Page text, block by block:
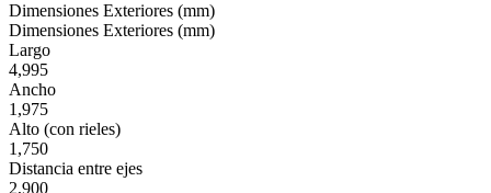
Dimensiones Exteriores (mm)
Dimensiones Exteriores (mm)
Largo
4,995
Ancho
1,975
Alto (con rieles)
1,750
Distancia entre ejes
2,900